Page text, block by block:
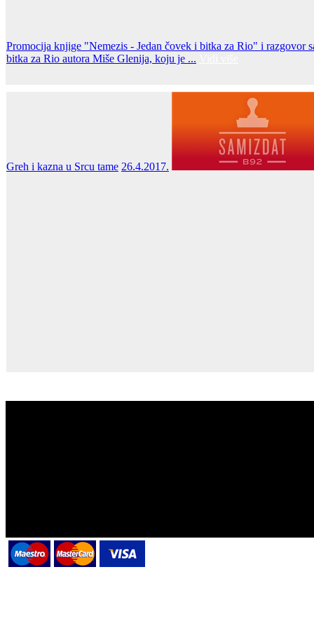
Promocija knjige "Nemezis - Jedan čovek i bitka za Rio" i
bitka za Rio autora Miše Glenija, koju je ...
Greh i kazna u Srcu tame 26.4.2017.